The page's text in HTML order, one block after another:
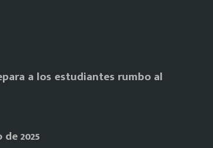
a los estudiantes rumbo al
2025